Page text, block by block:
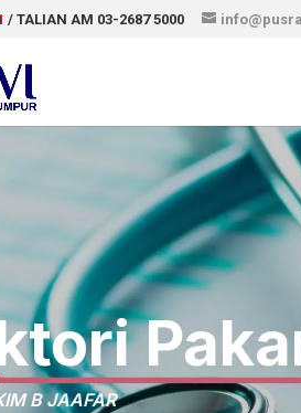
/ TALIAN AM 03-2687 5000
B JAAFAR